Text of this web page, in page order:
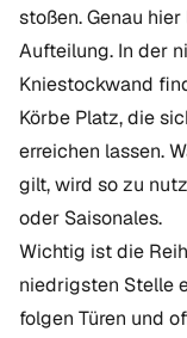
stoßen. Genau
Aufteilung. In der
Kniestockwand
Körbe Platz, die
erreichen lassen.
gilt, wird so zu
oder Saisonales.
Wichtig ist die
niedrigsten Stelle
folgen Türen und